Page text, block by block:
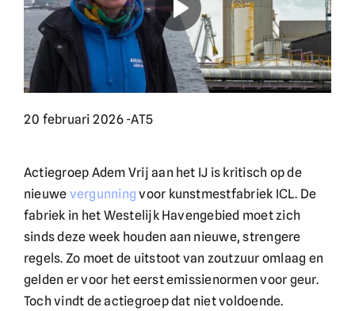
English
Doneer
20 februari 2026 -AT5
Actiegroep Adem Vrij aan het IJ is kritisch op de
nieuwe vergunningvoor kunstmestfabriek ICL. De
fabriek in het Westelijk Havengebied moet zich
sinds deze week houden aan nieuwe, strengere
regels. Zo moet de uitstoot van zoutzuur omlaag en
gelden er voor het eerst emissienormen voor geur.
Toch vindt de actiegroep dat niet voldoende.